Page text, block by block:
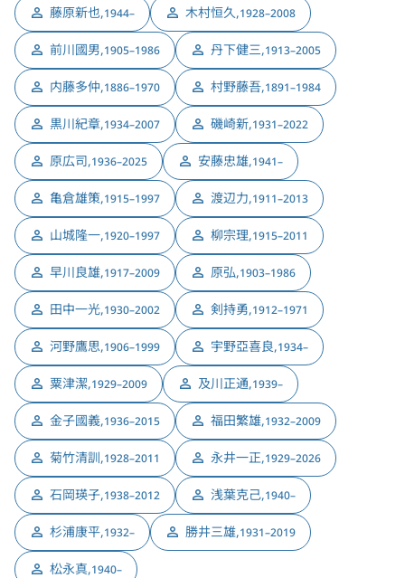
藤原新也,1944– 木村恒久,1928–2008
前川國男,1905–1986 丹下健三,1913–2005
内藤多仲,1886–1970 村野藤吾,1891–1984
黒川紀章,1934–2007 磯崎新,1931–2022
原広司,1936–2025 安藤忠雄,1941–
亀倉雄策,1915–1997 渡辺力,1911–2013
山城隆一,1920–1997 柳宗理,1915–2011
早川良雄,1917–2009 原弘,1903–1986
田中一光,1930–2002 剣持勇,1912–1971
河野鷹思,1906–1999 宇野亞喜良,1934–
粟津潔,1929–2009 及川正通,1939–
金子國義,1936–2015 福田繁雄,1932–2009
菊竹清訓,1928–2011 永井一正,1929–2026
石岡瑛子,1938–2012 浅葉克己,1940–
杉浦康平,1932– 勝井三雄,1931–2019
松永真,1940–